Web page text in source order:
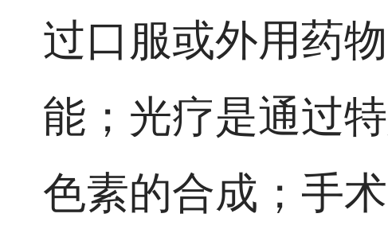
过口服或外用药
能；光疗是通过
色素的合成；手